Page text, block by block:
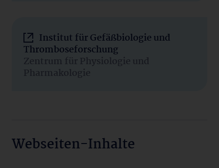
Institut für Gefäßbiologie und
Thromboseforschung
Zentrum für Physiologie und
Pharmakologie
Webseiten-Inhalte